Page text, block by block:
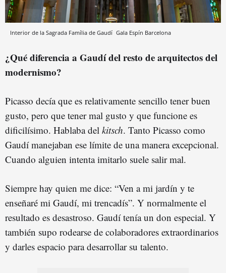
Interior de la Sagrada Família de Gaudí Gala Espín Barcelona
¿Qué diferencia a Gaudí del resto de arquitectos del
modernismo?
Picasso decía que es relativamente sencillo tener buen
gusto, pero que tener mal gusto y que funcione es
dificilísimo. Hablaba del kitsch. Tanto Picasso como
Gaudí manejaban ese límite de una manera excepcional.
Cuando alguien intenta imitarlo suele salir mal.
Siempre hay quien me dice: “Ven a mi jardín y te
enseñaré mi Gaudí, mi trencadís”. Y normalmente el
resultado es desastroso. Gaudí tenía un don especial. Y
también supo rodearse de colaboradores extraordinarios
y darles espacio para desarrollar su talento.